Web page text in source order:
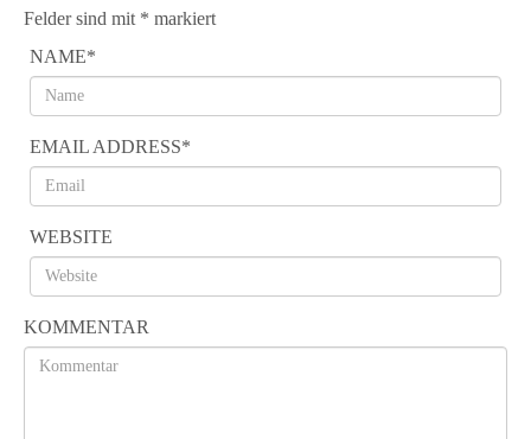
Felder sind mit * markiert
NAME*
EMAIL ADDRESS*
WEBSITE
KOMMENTAR